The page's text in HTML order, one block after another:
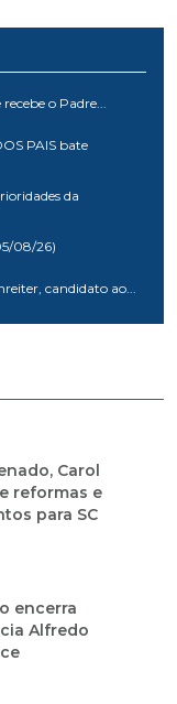
o Padre...
PAIS bate
da
08/26)
candidato ao...
Carol
reformas e
para SC
encerra
Alfredo